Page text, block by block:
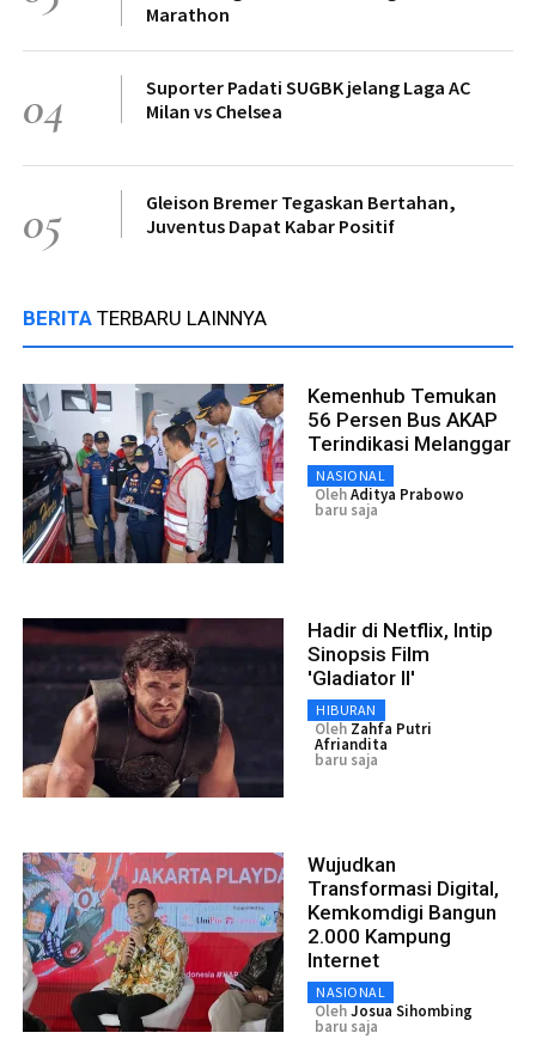
Marathon
04
Suporter Padati SUGBK jelang Laga AC
Milan vs Chelsea
05
Gleison Bremer Tegaskan Bertahan,
Juventus Dapat Kabar Positif
BERITA TERBARU LAINNYA
Kemenhub Temukan
56 Persen Bus AKAP
Terindikasi Melanggar
NASIONAL
OlehAditya Prabowo
baru saja
Hadir di Netflix, Intip
Sinopsis Film
'Gladiator II'
HIBURAN
Oleh Zahfa Putri
Afriandita
baru saja
Wujudkan
Transformasi Digital,
Kemkomdigi Bangun
2.000 Kampung
Internet
NASIONAL
OlehJosua Sihombing
baru saja